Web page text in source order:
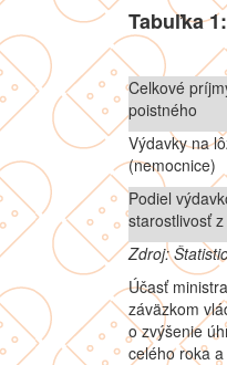
Tabuľka 1:
Celkové
poistného
Výdavky na
(nemocnice)
Podiel
starostlivosť
Zdroj:
Účasť
záväzkom
o zvýšenie
celého roka